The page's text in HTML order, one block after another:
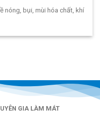
nóng, bụi, mùi hóa chất, khí
GIA LÀM MÁT